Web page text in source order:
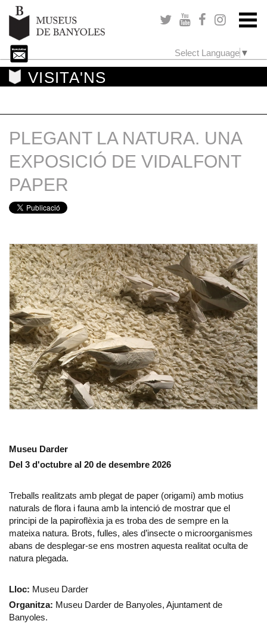
Select Language ▼
VISITA'NS
PLEGANT LA NATURA. UNA
EXPOSICIÓ DE VIDALFONT
PAPER
Museu Darder
Del 3 d'octubre al 20 de desembre 2026
Treballs realitzats amb plegat de paper (origami) amb motius
naturals de flora i fauna amb la intenció de mostrar que el
principi de la papiroflèxia ja es troba des de sempre en la
mateixa natura. Brots, fulles, ales d’insecte o microorganismes
abans de desplegar-se ens mostren aquesta realitat oculta de
natura plegada.
Lloc: Museu Darder
Organitza: Museu Darder de Banyoles, Ajuntament de
Banyoles.